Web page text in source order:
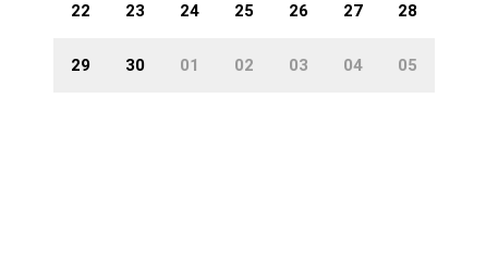
22 23 24 25 26 27 28
29 30 01 02 03 04 05